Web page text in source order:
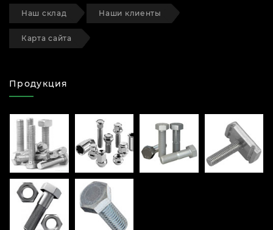
Наш склад Наши клиенты
Карта сайта
Продукция